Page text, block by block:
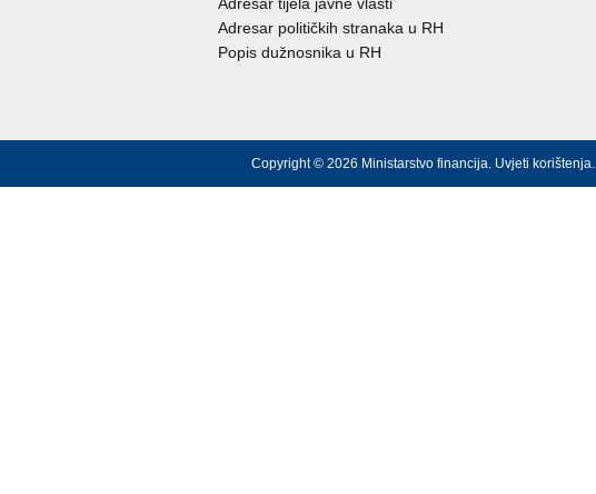
Adresar političkih stranaka u RH
Popis dužnosnika u RH
Copyright © 2026 Ministarstvo financija. Uvjeti korištenja.